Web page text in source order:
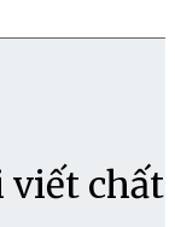
viết chất